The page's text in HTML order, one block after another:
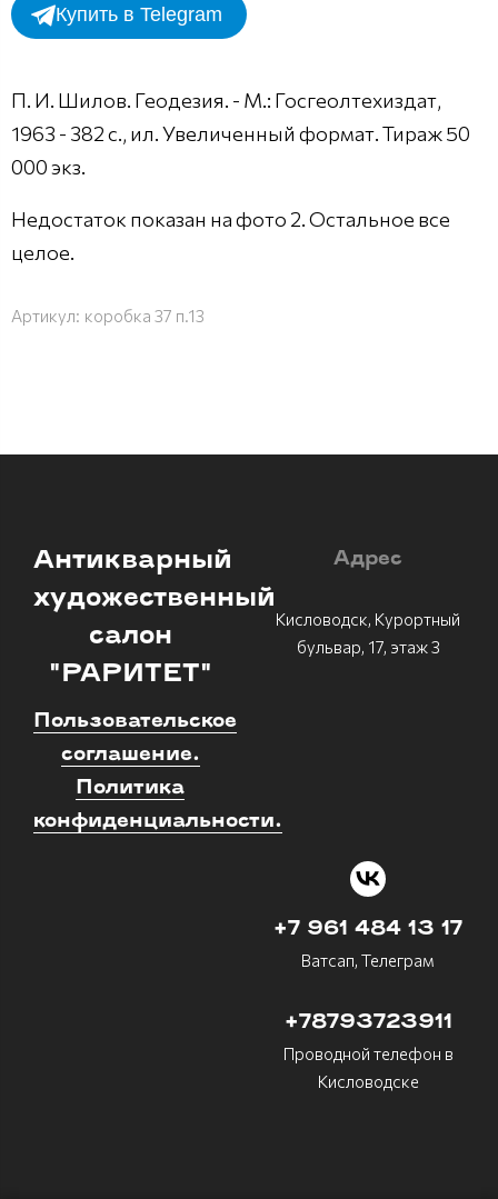
Купить в Telegram
П. И. Шилов. Геодезия. - М.: Госгеолтехиздат,
1963 - 382 с., ил. Увеличенный формат. Тираж 50
000 экз.
Недостаток показан на фото 2. Остальное все
целое.
Артикул: коробка 37 п.13
Антикварный
художественный
салон
"РАРИТЕТ"
Пользовательское
соглашение.
Политика
конфиденциальности.
Адрес
Кисловодск, Курортный
бульвар, 17, этаж 3
+7 961 484 13 17
Ватсап, Телеграм
+78793723911
Проводной телефон в
Кисловодске